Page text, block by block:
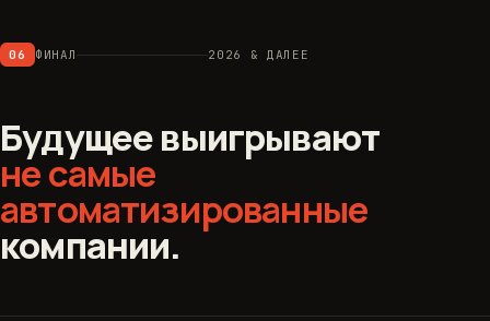
06 ФИНАЛ 2026 & ДАЛЕЕ
Будущее выигрывают
не самые
автоматизированные
компании.